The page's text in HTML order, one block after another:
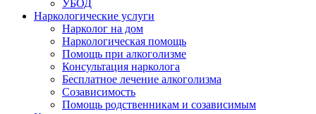
УБОД
Наркологические услуги
Нарколог на дом
Наркологическая помощь
Помощь при алкоголизме
Консультация нарколога
Бесплатное лечение алкоголизма
Созависимость
Помощь родственникам и созависимым